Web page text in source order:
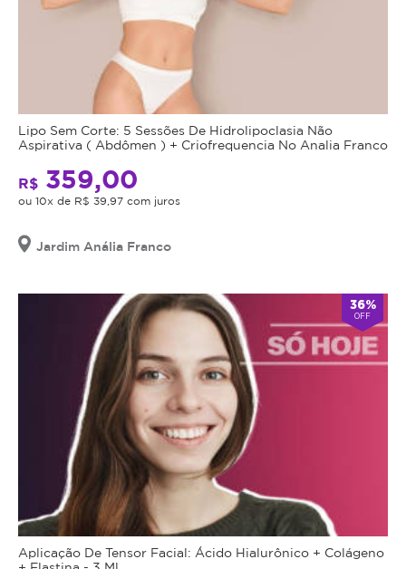
Lipo Sem Corte: 5 Sessões De Hidrolipoclasia Não
Aspirativa ( Abdômen ) + Criofrequencia No Analia Franco
R$ 359,00
ou 10x de R$ 39,97 com juros
Jardim Anália Franco
36%
OFF
Aplicação De Tensor Facial: Ácido Hialurônico + Colágeno